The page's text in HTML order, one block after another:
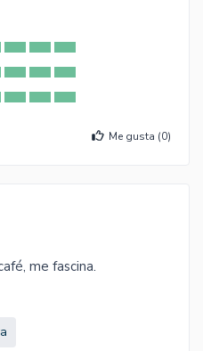
Me gusta (0)
me fascina.